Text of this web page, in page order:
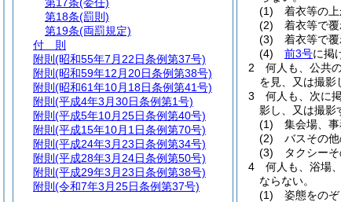
(1)
着衣等の
(2)
着衣等で
(3)
着衣等で
(4)
前3号に掲
2
何人も、公共
を見、又は撮影
3
何人も、次に
影し、又は撮影
(1)
集会場、
(2)
バスその
(3)
タクシー
4
何人も、浴場
ならない。
(1)
姿態をのぞ
第18条(罰則)
第19条(両罰規定)
付 則
附則 (昭和55年7月22日条例第37号)
附則 (昭和59年12月20日条例第38号)
附則 (昭和61年10月18日条例第41号)
附則 (平成4年3月30日条例第1号)
附則 (平成5年10月25日条例第40号)
附則 (平成15年10月1日条例第70号)
附則 (平成24年3月23日条例第34号)
附則 (平成28年3月24日条例第50号)
附則 (平成29年3月23日条例第38号)
附則 (令和7年3月25日条例第37号)